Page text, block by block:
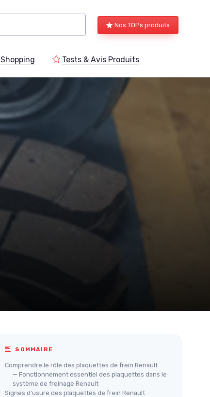
Nos TOPs produits
Shopping Tests & Avis Produits
SOMMAIRE
Comprendre le rôle des plaquettes de frein Renault
— Fonctionnement essentiel des plaquettes dans le
système de freinage Renault
Signes d’usure des plaquettes de frein Renault